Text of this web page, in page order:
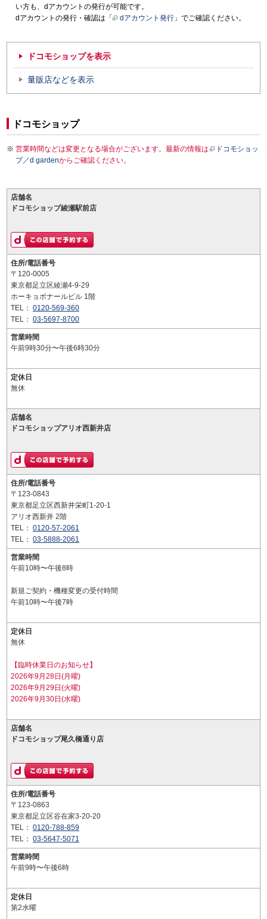
い方も、dアカウントの発行が可能です。
dアカウントの発行・確認は「
dアカウント発行 」でご確認ください。
ドコモショップを表示
量販店などを表示
ドコモショップ
営業時間などは変更となる場合がございます。最新の情報は
ドコモショッ
プ／d gardenからご確認ください。
店舗名
ドコモショップ綾瀬駅前店
住所/電話番号
〒120-0005
東京都足立区綾瀬4-9-29
ホーキョボナールビル 1階
TEL： 0120-569-360
TEL： 03-5697-8700
営業時間
午前9時30分〜午後6時30分
定休日
無休
店舗名
ドコモショップアリオ西新井店
住所/電話番号
〒123-0843
東京都足立区西新井栄町1-20-1
アリオ西新井 2階
TEL： 0120-57-2061
TEL： 03-5888-2061
営業時間
午前10時〜午後8時
新規ご契約・機種変更の受付時間
午前10時〜午後7時
定休日
無休
【臨時休業日のお知らせ】
2026年9月28日(月曜)
2026年9月29日(火曜)
2026年9月30日(水曜)
店舗名
ドコモショップ尾久橋通り店
住所/電話番号
〒123-0863
東京都足立区谷在家3-20-20
TEL： 0120-788-859
TEL： 03-5647-5071
営業時間
午前9時〜午後6時
定休日
第2水曜